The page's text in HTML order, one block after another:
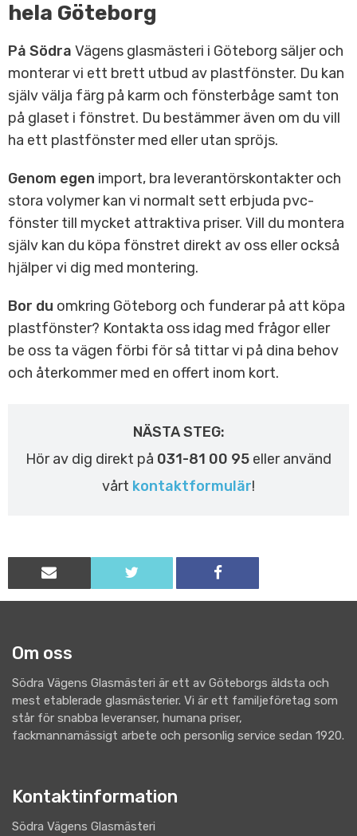
hela Göteborg
På Södra Vägens glasmästeri i Göteborg säljer och
monterar vi ett brett utbud av plastfönster. Du kan
själv välja färg på karm och fönsterbåge samt ton
på glaset i fönstret. Du bestämmer även om du vill
ha ett plastfönster med eller utan spröjs.
Genom egen import, bra leverantörskontakter och
stora volymer kan vi normalt sett erbjuda pvc-
fönster till mycket attraktiva priser. Vill du montera
själv kan du köpa fönstret direkt av oss eller också
hjälper vi dig med montering.
Bor du omkring Göteborg och funderar på att köpa
plastfönster? Kontakta oss idag med frågor eller
be oss ta vägen förbi för så tittar vi på dina behov
och återkommer med en offert inom kort.
NÄSTA STEG:
Hör av dig direkt på 031-81 00 95 eller använd
vårt kontaktformulär!
Om oss
Södra Vägens Glasmästeri är ett av Göteborgs äldsta och
mest etablerade glasmästerier. Vi är ett familjeföretag som
står för snabba leveranser, humana priser,
fackmannamässigt arbete och personlig service sedan 1920.
Kontaktinformation
Södra Vägens Glasmästeri